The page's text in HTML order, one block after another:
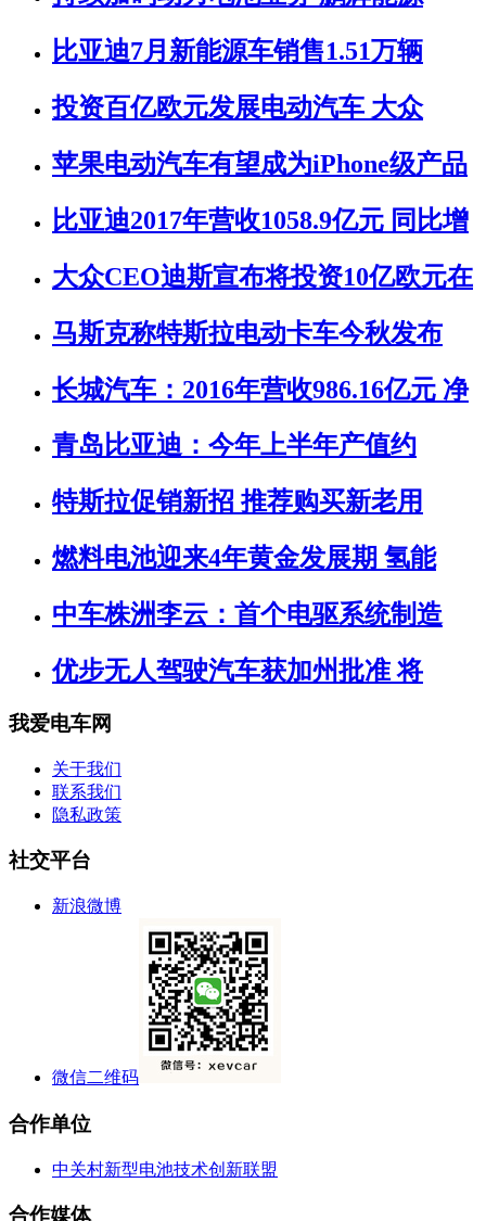
比亚迪7月新能源车销售1.51万辆
投资百亿欧元发展电动汽车 大众
苹果电动汽车有望成为iPhone级产品
比亚迪2017年营收1058.9亿元 同比增
大众CEO迪斯宣布将投资10亿欧元在
马斯克称特斯拉电动卡车今秋发布
长城汽车：2016年营收986.16亿元 净
青岛比亚迪：今年上半年产值约
特斯拉促销新招 推荐购买新老用
燃料电池迎来4年黄金发展期 氢能
中车株洲李云：首个电驱系统制造
优步无人驾驶汽车获加州批准 将
我爱电车网
关于我们
联系我们
隐私政策
社交平台
新浪微博
微信二维码
合作单位
中关村新型电池技术创新联盟
合作媒体